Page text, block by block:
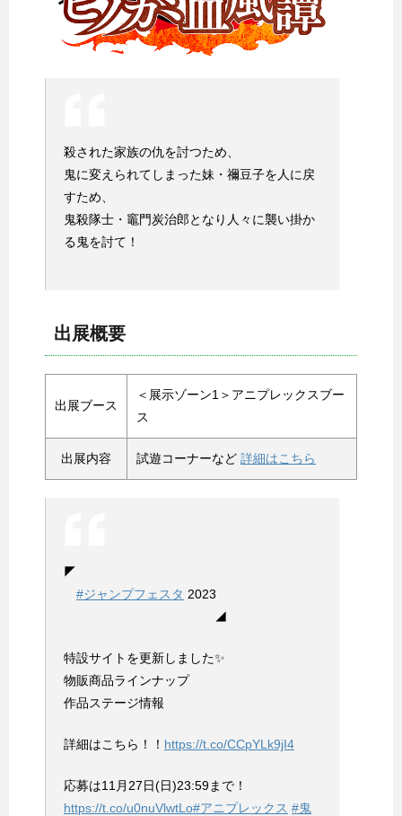
殺された家族の仇を討つため、
鬼に変えられてしまった妹・禰豆子を人に戻
すため、
鬼殺隊士・竈門炭治郎となり人々に襲い掛か
る鬼を討て！
出展概要
出展ブース
＜展示ゾーン1＞アニプレックスブー
ス
出展内容 試遊コーナーなど 詳細はこちら
◤
#ジャンプフェスタ 2023
◢
特設サイトを更新しました✨
物販商品ラインナップ
作品ステージ情報
詳細はこちら！！ https://t.co/CCpYLk9jI4
応募は11月27日(日)23:59まで！
https://t.co/u0nuVlwtLo#アニプレックス #鬼